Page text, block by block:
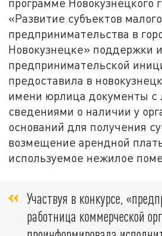
программе Новокузнецкого
«Развитие субъектов
предпринимательства в
Новокузнецке» поддержки
предпринимательской
предоставила в
имени юрлица документы
сведениями о наличии у
оснований для получения
возмещение арендной
используемое нежилое
Участвуя в конкурсе,
работница коммерческой